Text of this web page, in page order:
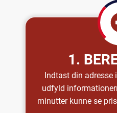
1.
Indtast din adresse
udfyld
minutter kunne se